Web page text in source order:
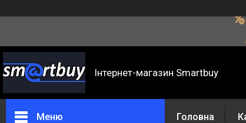
Інтернет-магазин Smartbuy
Меню Головна